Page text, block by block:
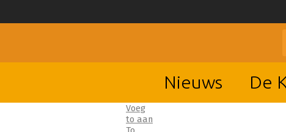
Nieuws De
Voeg
to aan